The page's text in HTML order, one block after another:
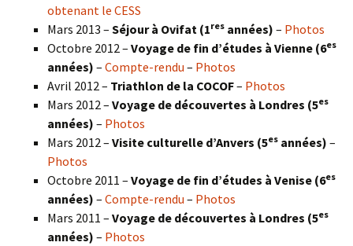
obtenant le CESS
Mars 2013 – Séjour à Ovifat (1res années) – Photos
Octobre 2012 – Voyage de fin d’études à Vienne (6es
années) – Compte-rendu – Photos
Avril 2012 – Triathlon de la COCOF– Photos
Mars 2012 – Voyage de découvertes à Londres (5es
années) – Photos
Mars 2012 – Visite culturelle d’Anvers (5es années) –
Photos
Octobre 2011 – Voyage de fin d’études à Venise (6es
années) – Compte-rendu – Photos
Mars 2011 – Voyage de découvertes à Londres (5es
années) – Photos